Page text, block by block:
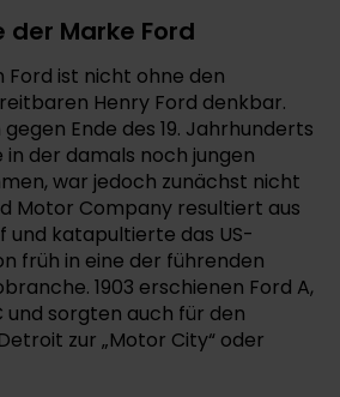
der Marke Ford
Ford ist nicht ohne den
Henry Ford denkbar.
Ende des 19. Jahrhunderts
der damals noch jungen
war jedoch zunächst nicht
Motor Company resultiert aus
und katapultierte das US-
früh in eine der führenden
1903 erschienen Ford A,
und sorgten auch für den
zur „Motor City“ oder